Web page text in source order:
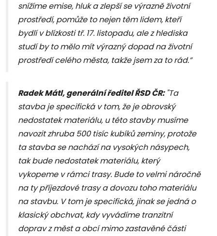
snížíme emise, hluk a zlepší se výrazně životní
prostředí, pomůže to nejen těm lidem, kteří
bydlí v blízkosti tř. 17. listopadu, ale z hlediska
studí by to mělo mít výrazný dopad na životní
prostředí celého města, takže jsem za to rád.”
Radek Mátl, generální ředitel ŘSD ČR: "Ta
stavba je specifická v tom, že je obrovský
nedostatek materiálu, u této stavby musíme
navozit zhruba 500 tisíc kubíků zeminy, protože
ta stavba se nachází na vysokých násypech,
tak bude nedostatek materiálu, který
vykopeme v rámci trasy. Bude to velmi náročně
na ty příjezdové trasy a dovozu toho materiálu
na stavbu. V tom je specifická, jinak se jedná o
klasický obchvat, kdy vyvádíme tranzitní
doprav z měst a obcí mimo zastavěné části